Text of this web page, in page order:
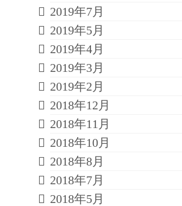
2019年7月
2019年5月
2019年4月
2019年3月
2019年2月
2018年12月
2018年11月
2018年10月
2018年8月
2018年7月
2018年5月